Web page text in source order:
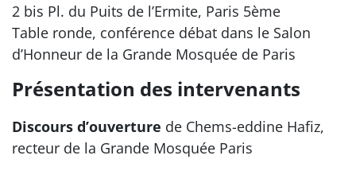
2 bis Pl. du Puits de l’Ermite, Paris 5ème
Table ronde, conférence débat dans le Salon
d’Honneur de la Grande Mosquée de Paris
Présentation des intervenants
Discours d’ouverture de Chems-eddine Hafiz,
recteur de la Grande Mosquée Paris